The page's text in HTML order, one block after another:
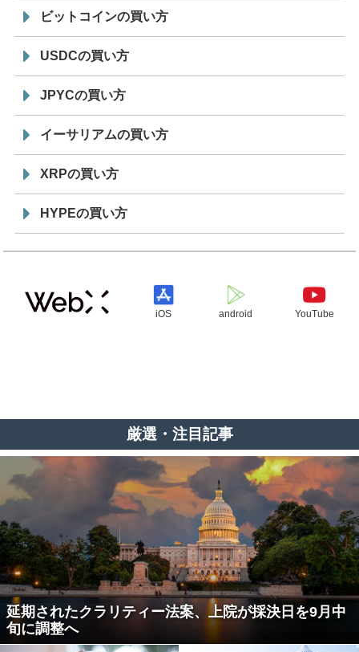
ビットコインの買い方
USDCの買い方
JPYCの買い方
イーサリアムの買い方
XRPの買い方
HYPEの買い方
iOS android YouTube
厳選・注目記事
延期されたクラリティー法案、上院が採決日を9月中
旬に調整へ